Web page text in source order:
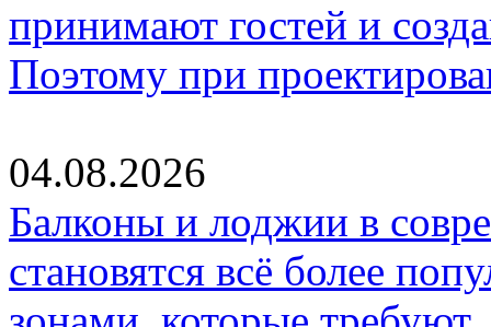
принимают гостей и
Поэтому при
04.08.2026
Балконы и лоджии в
становятся всё более